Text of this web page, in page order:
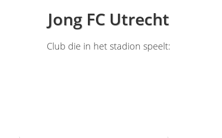
Jong FC Utrecht
Club die in het stadion speelt: